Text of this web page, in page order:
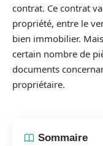
contrat. Ce contrat
propriété, entre le
bien immobilier.
certain nombre de
documents
propriétaire.
Sommaire